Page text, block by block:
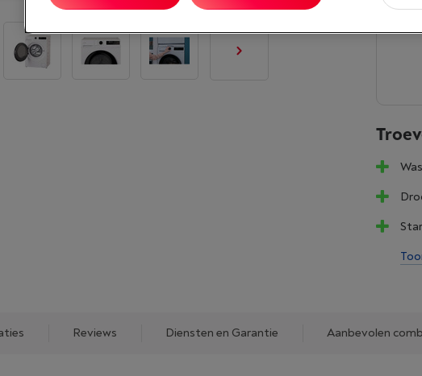
Reviews Diensten en Garantie Aanbevolen